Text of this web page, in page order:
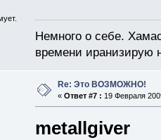
Немного о себе.
времени иранизирую
Re: Это ВОЗМОЖНО!
« Ответ #7 : 19 Февраля
metallgiver